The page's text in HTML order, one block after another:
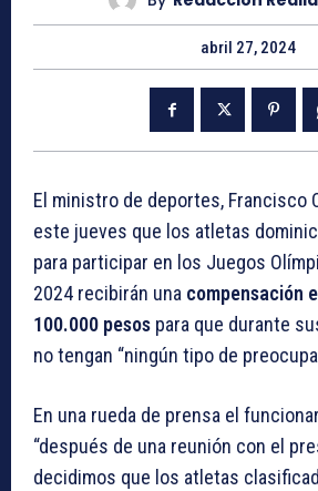
abril 27, 2024
El ministro de deportes, Francisco
este jueves que los atletas
para participar en los Juegos
2024 recibirán una compensación
100.000 pesos para que durante
no tengan “ningún tipo de
En una rueda de prensa el
“después de una reunión con el
decidimos que los atletas